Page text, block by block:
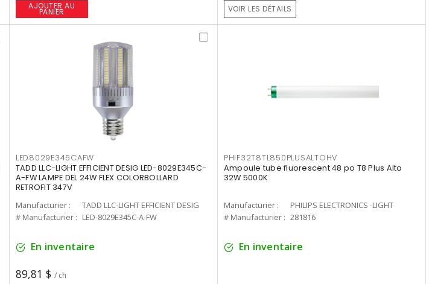
AJOUTER AU
PANIER VOIR LES DÉTAILS
LED8029E345CAFW
TADD LLC-LIGHT EFFICIENT DESIG LED-8029E345C-
A-FW LAMPE DEL 24W FLEX COLORBOLLARD
RETROFIT 347V
Manufacturier :
TADD LLC-LIGHT EFFICIENT DESIG
# Manufacturier : LED-8029E345C-A-FW
En inventaire
89,81 $ / ch
PHIF32T8TL850PLUSALTOHV
Ampoule tube fluorescent 48 po T8 Plus Alto
32W 5000K
Manufacturier :
PHILIPS ELECTRONICS -LIGHT
# Manufacturier : 281816
En inventaire